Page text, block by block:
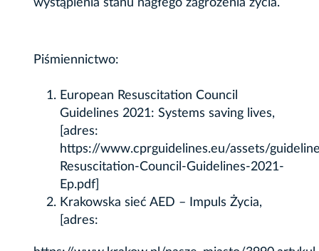
wystąpienia stanu nagłego zagrożenia życia.
Piśmiennictwo:
European Resuscitation Council
Guidelines 2021: Systems saving lives,
[adres:
https://www.cprguidelines.eu/assets/
Resuscitation-Council-Guidelines-2021-
Ep.pdf]
Krakowska sieć AED – Impuls Życia,
[adres: